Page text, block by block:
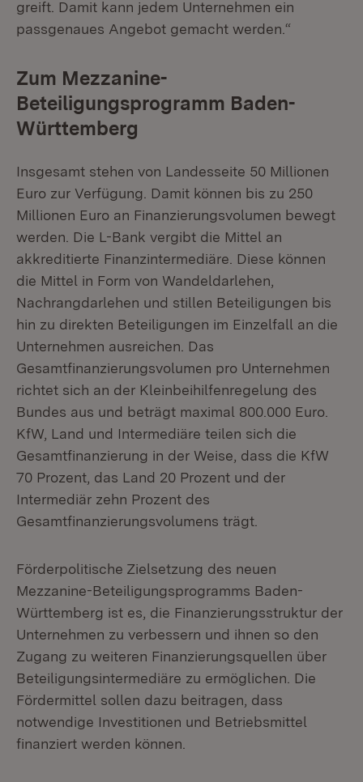
greift. Damit kann jedem Unternehmen ein
passgenaues Angebot gemacht werden.“
Zum Mezzanine-
Beteiligungsprogramm Baden-
Württemberg
Insgesamt stehen von Landesseite 50 Millionen
Euro zur Verfügung. Damit können bis zu 250
Millionen Euro an Finanzierungsvolumen bewegt
werden. Die L-Bank vergibt die Mittel an
akkreditierte Finanzintermediäre. Diese können
die Mittel in Form von Wandeldarlehen,
Nachrangdarlehen und stillen Beteiligungen bis
hin zu direkten Beteiligungen im Einzelfall an die
Unternehmen ausreichen. Das
Gesamtfinanzierungsvolumen pro Unternehmen
richtet sich an der Kleinbeihilfenregelung des
Bundes aus und beträgt maximal 800.000 Euro.
KfW, Land und Intermediäre teilen sich die
Gesamtfinanzierung in der Weise, dass die KfW
70 Prozent, das Land 20 Prozent und der
Intermediär zehn Prozent des
Gesamtfinanzierungsvolumens trägt.
Förderpolitische Zielsetzung des neuen
Mezzanine-Beteiligungsprogramms Baden-
Württemberg ist es, die Finanzierungsstruktur der
Unternehmen zu verbessern und ihnen so den
Zugang zu weiteren Finanzierungsquellen über
Beteiligungsintermediäre zu ermöglichen. Die
Fördermittel sollen dazu beitragen, dass
notwendige Investitionen und Betriebsmittel
finanziert werden können.